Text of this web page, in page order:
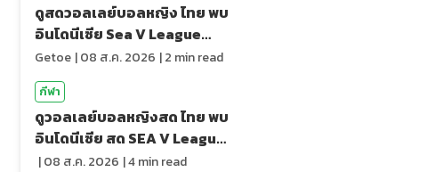
ดูสดวอลเลย์บอลหญิง ไทย พบ
อินโดนีเซีย Sea V League
2026
Getoe |08 ส.ค. 2026 |2 min read
กีฬา
ดูวอลเลย์บอลหญิงสด ไทย พบ
อินโดนีเซีย สด SEA V League
2026
|08 ส.ค. 2026 |4min read